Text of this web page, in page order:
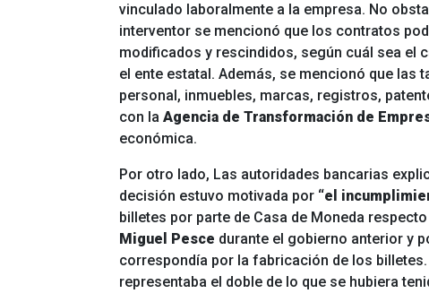
vinculado laboralmente a la empresa. No
interventor se mencionó que los contratos
modificados y rescindidos, según cuál sea el
el ente estatal. Además, se mencionó que
personal, inmuebles, marcas, registros,
con la Agencia de Transformación de
económica.
Por otro lado, Las autoridades bancarias
decisión estuvo motivada por “el
billetes por parte de Casa de Moneda
Miguel Pesce durante el gobierno anterior y
correspondía por la fabricación de los
representaba el doble de lo que se hubiera